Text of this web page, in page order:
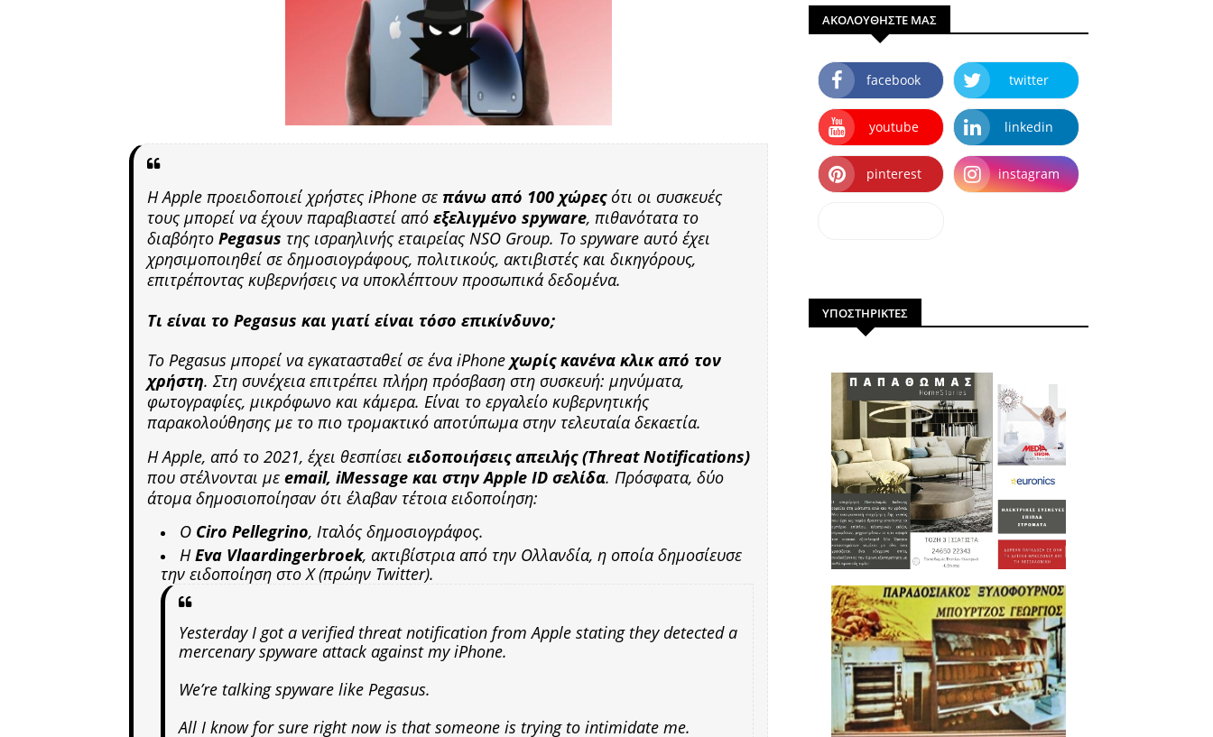
Η Apple προειδοποιεί χρήστες iPhone σε πάνω από 100 χώρεςότι οι συσκευές
τους μπορεί να έχουν παραβιαστεί από εξελιγμένο spyware, πιθανότατα το
διαβόητο Pegasus της ισραηλινής εταιρείας NSO Group. Το spyware αυτό έχει
χρησιμοποιηθεί σε δημοσιογράφους, πολιτικούς, ακτιβιστές και δικηγόρους,
επιτρέποντας κυβερνήσεις να υποκλέπτουν προσωπικά δεδομένα.
Τι είναι το Pegasus και γιατί είναι τόσο επικίνδυνο;
Το Pegasus μπορεί να εγκατασταθεί σε ένα iPhone χωρίς κανένα κλικ από τον
χρήστη. Στη συνέχεια επιτρέπει πλήρη πρόσβαση στη συσκευή: μηνύματα,
φωτογραφίες, μικρόφωνο και κάμερα. Είναι το εργαλείο κυβερνητικής
παρακολούθησης με το πιο τρομακτικό αποτύπωμα στην τελευταία δεκαετία.
Η Apple, από το 2021, έχει θεσπίσει ειδοποιήσεις απειλής (Threat Notifications)
που στέλνονται με email, iMessage και στην Apple ID σελίδα. Πρόσφατα, δύο
άτομα δημοσιοποίησαν ότι έλαβαν τέτοια ειδοποίηση:
Ο Ciro Pellegrino, Ιταλός δημοσιογράφος.
ΗEva Vlaardingerbroek, ακτιβίστρια από την Ολλανδία, η οποία δημοσίευσε
την ειδοποίηση στο X (πρώην Twitter).
Yesterday I got a verified threat notification from Apple stating they detected a
mercenary spyware attack against my iPhone.
We’re talking spyware like Pegasus.
All I know for sure right now is that someone is trying to intimidate me.
ΑΚΟΛΟΥΘΗΣΤΕ ΜΑΣ
facebook twitter
youtube linkedin
pinterest instagram
ΥΠΟΣΤΗΡΙΚΤΕΣ